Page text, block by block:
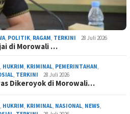
POLITIK RAGAM TERKINI 28 Juli 2026
di Morowali …
HUKRIM KRIMINAL PEMERINTAHAN
TERKINI 28 Juli 2026
Dikeroyok di Morowali…
HUKRIM KRIMINAL NASIONAL NEWS